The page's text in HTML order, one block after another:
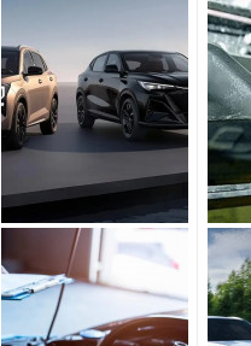
насчитывает несколько
десятилетий